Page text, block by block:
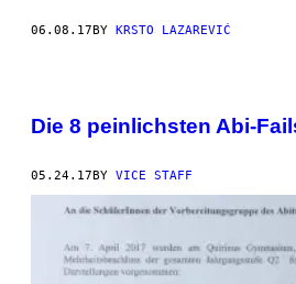
06.08.17 BY KRSTO LAZAREVIĆ
Die 8 peinlichsten Abi-
05.24.17BY VICE STAFF